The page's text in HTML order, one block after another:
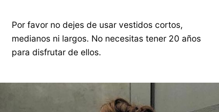
Por favor no dejes de usar vestidos cortos,
medianos ni largos. No necesitas tener 20 años
para disfrutar de ellos.